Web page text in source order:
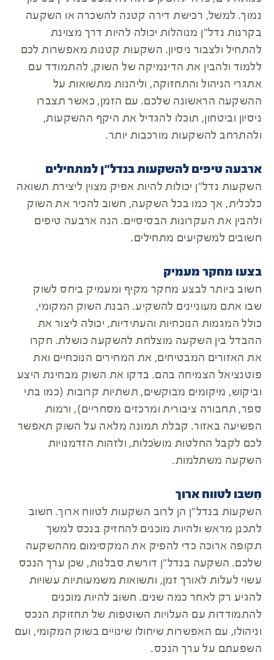
נמוך. למשל, רכישת דירה קטנה להשכרה או השקעה
בקרנות נדל"ן מנוהלות יכולה להיות דרך מצוינת
להתחיל ולצבור ניסיון. השקעות קטנות מאפשרות לכם
ללמוד ולהבין את הדינמיקה של השוק, להתמודד עם
אתגרי הניהול והתחזוקה, וליהנות מתשואות על
ההשקעה הראשונה שלכם. עם הזמן, כאשר תצברו
ניסיון וביטחון, תוכלו להגדיל את היקף ההשקעות,
ולהתרחב להשקעות מורכבות יותר.
ארבעה טיפים להשקעות בנדל"ן למתחילים
השקעות נדל"ן יכולות להיות אפיק מצוין ליצירת תשואה
כלכלית, אך כמו בכל השקעה, חשוב להכיר את השוק
ולהבין את העקרונות הבסיסיים. הנה ארבעה טיפים
חשובים למשקיעים מתחילים.
בצעו מחקר מעמיק
חשוב ביותר לבצע מחקר מקיף ומעמיק ביחס לשוק
שבו אתם מעוניינים להשקיע. הבנת השוק המקומי,
כולל המגמות הנוכחיות והעתידיות, יכולה ליצור את
ההבדל בין השקעה מוצלחת להשקעה כושלת. חקרו
את האזורים המבטיחים, את המחירים הנוכחיים ואת
פוטנציאל הצמיחה בהם. בדקו את השוק מבחינת היצע
וביקוש, מיקומים מבוקשים, תשתיות קרובות (כמו בתי
ספר, תחבורה ציבורית ומרכזים מסחריים), ורמות
הפשיעה באזור. קבלת תמונה מלאה על השוק תאפשר
לכם לקבל החלטות מושׂכלות, ולזהות הזדמנויות
השקעה משתלמות.
חִשבו לטווח ארוך
השקעות בנדל"ן הן לרוב השקעות לטווח ארוך. חשוב
לתכנן מראש ולהיות מוכנים להחזיק בנכס למשך
תקופה ארוכה כדי להפיק את המקסימום מההשקעה
שלכם. השקעה בנדל"ן דורשת סבלנות, שכן ערך הנכס
עשוי לעלות לאורך זמן, ותשואות משמעותיות עשויות
להגיע רק לאחר כמה שנים. חשוב להיות מוכנים
להתמודדות עם העלויות השוטפות של תחזוקת הנכס
וניהולו, עם האפשרות שיחולו שינויים בשוק המקומי, ועם
השפעתם על ערך הנכס.